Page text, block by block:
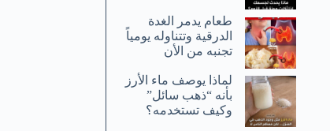
طعام يدمر الغدة
الدرقية وتتناوله يومياً
تجنبه من الأن
لماذا يوصف ماء الأرز
بأنه “ذهب سائل”
وكيف تستخدمه؟